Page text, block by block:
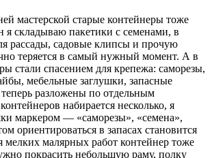
мастерской старые контейнеры тоже
я складываю пакетики с семенами, в
рассады, садовые клипсы и прочую
теряется в самый нужный момент. А в
стали спасением для крепежа: саморезы,
мебельные заглушки, запасные
разложены по отдельным
набирается несколько, я
маркером — «саморезы», «семена»,
ориентироваться в запасах становится
мелких малярных работ контейнер тоже
покрасить небольшую раму, полку